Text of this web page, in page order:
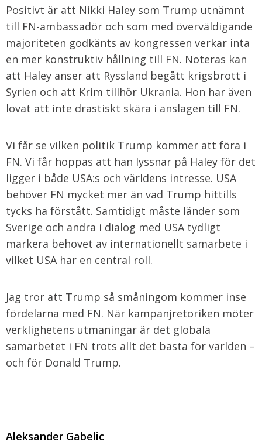
Positivt är att Nikki Haley som Trump utnämnt
till FN-ambassadör och som med överväldigande
majoriteten godkänts av kongressen verkar inta
en mer konstruktiv hållning till FN. Noteras kan
att Haley anser att Ryssland begått krigsbrott i
Syrien och att Krim tillhör Ukrania. Hon har även
lovat att inte drastiskt skära i anslagen till FN.
Vi får se vilken politik Trump kommer att föra i
FN. Vi får hoppas att han lyssnar på Haley för det
ligger i både USA:s och världens intresse. USA
behöver FN mycket mer än vad Trump hittills
tycks ha förstått. Samtidigt måste länder som
Sverige och andra i dialog med USA tydligt
markera behovet av internationellt samarbete i
vilket USA har en central roll.
Jag tror att Trump så småningom kommer inse
fördelarna med FN. När kampanjretoriken möter
verklighetens utmaningar är det globala
samarbetet i FN trots allt det bästa för världen –
och för Donald Trump.
Aleksander Gabelic